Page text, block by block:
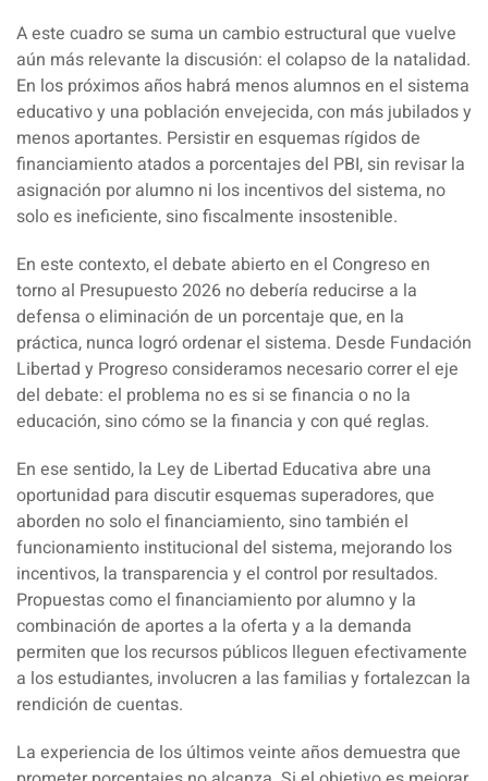
A este cuadro se suma un cambio estructural que vuelve
aún más relevante la discusión: el colapso de la natalidad.
En los próximos años habrá menos alumnos en el sistema
educativo y una población envejecida, con más jubilados y
menos aportantes. Persistir en esquemas rígidos de
financiamiento atados a porcentajes del PBI, sin revisar la
asignación por alumno ni los incentivos del sistema, no
solo es ineficiente, sino fiscalmente insostenible.
En este contexto, el debate abierto en el Congreso en
torno al Presupuesto 2026 no debería reducirse a la
defensa o eliminación de un porcentaje que, en la
práctica, nunca logró ordenar el sistema. Desde Fundación
Libertad y Progreso consideramos necesario correr el eje
del debate: el problema no es si se financia o no la
educación, sino cómo se la financia y con qué reglas.
En ese sentido, la Ley de Libertad Educativa abre una
oportunidad para discutir esquemas superadores, que
aborden no solo el financiamiento, sino también el
funcionamiento institucional del sistema, mejorando los
incentivos, la transparencia y el control por resultados.
Propuestas como el financiamiento por alumno y la
combinación de aportes a la oferta y a la demanda
permiten que los recursos públicos lleguen efectivamente
a los estudiantes, involucren a las familias y fortalezcan la
rendición de cuentas.
La experiencia de los últimos veinte años demuestra que